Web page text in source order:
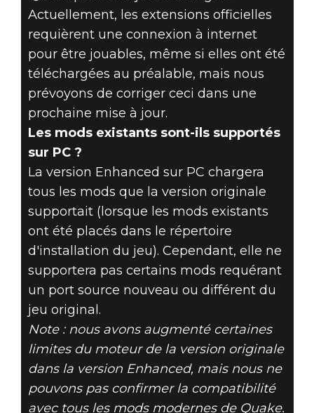
Actuellement, les extensions officielles
requièrent une connexion à internet
pour être jouables, même si elles ont été
téléchargées au préalable, mais nous
prévoyons de corriger ceci dans une
prochaine mise à jour.
Les mods existants sont-ils supportés
sur PC ?
La version Enhanced sur PC chargera
tous les mods que la version originale
supportait (lorsque les mods existants
ont été placés dans le répertoire
d'installation du jeu). Cependant, elle ne
supportera pas certains mods requérant
un port source nouveau ou différent du
jeu original.
Note : nous avons augmenté certaines
limites du moteur de la version originale
dans la version Enhanced, mais nous ne
pouvons pas confirmer la compatibilité
avec tous les mods modernes de Quake.